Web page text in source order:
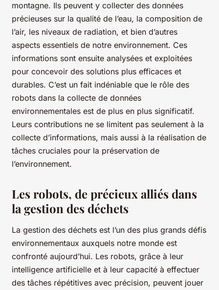
montagne. Ils peuvent y collecter des données
précieuses sur la qualité de l’eau, la composition de
l’air, les niveaux de radiation, et bien d’autres
aspects essentiels de notre environnement. Ces
informations sont ensuite analysées et exploitées
pour concevoir des solutions plus efficaces et
durables. C’est un fait indéniable que le rôle des
robots dans la collecte de données
environnementales est de plus en plus significatif.
Leurs contributions ne se limitent pas seulement à la
collecte d’informations, mais aussi à la réalisation de
tâches cruciales pour la préservation de
l’environnement.
Les robots, de précieux alliés dans
la gestion des déchets
La gestion des déchets est l’un des plus grands défis
environnementaux auxquels notre monde est
confronté aujourd’hui. Les robots, grâce à leur
intelligence artificielle et à leur capacité à effectuer
des tâches répétitives avec précision, peuvent jouer